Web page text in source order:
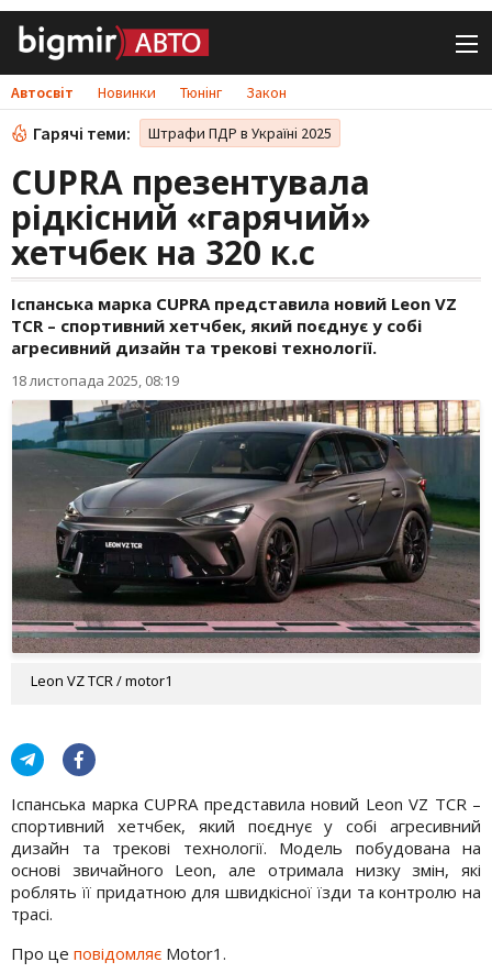
Автосвіт Новинки Тюнінг Закон
Гарячі теми: Штрафи ПДР в Україні 2025
CUPRA презентувала
рідкісний «гарячий»
хетчбек на 320 к.с
Іспанська марка CUPRA представила новий Leon VZ
TCR – спортивний хетчбек, який поєднує у собі
агресивний дизайн та трекові технології.
18 листопада 2025, 08:19
Leon VZ TCR / motor1
Іспанська марка CUPRA представила новий Leon VZ TCR –
спортивний хетчбек, який поєднує у собі агресивний
дизайн та трекові технології. Модель побудована на
основі звичайного Leon, але отримала низку змін, які
роблять її придатною для швидкісної їзди та контролю на
трасі.
Про це повідомляє Motor1.